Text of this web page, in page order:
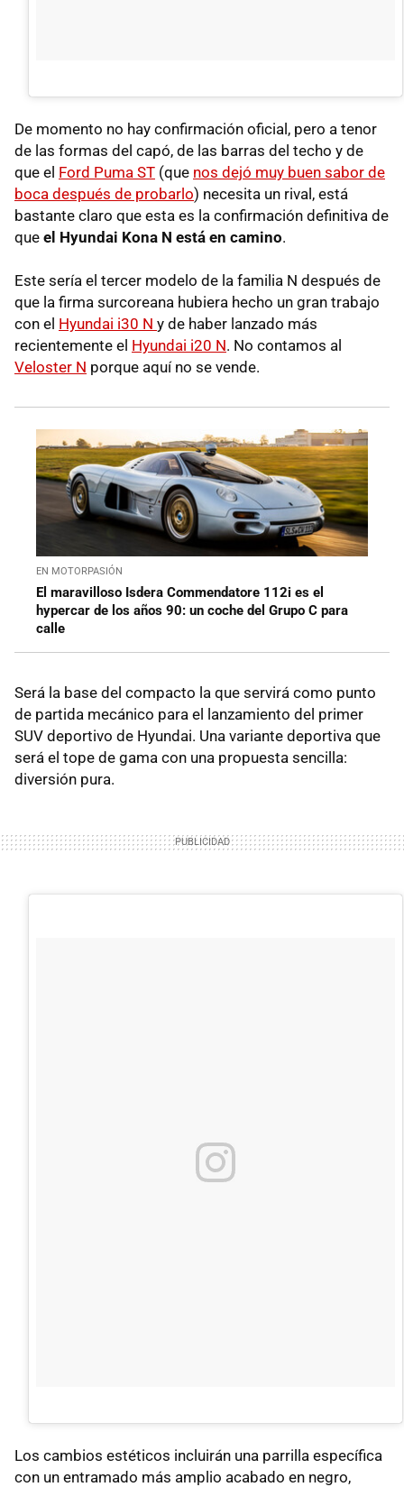
De momento no hay confirmación oficial, pero a tenor
de las formas del capó, de las barras del techo y de
que el Ford Puma ST (que nos dejó muy buen sabor de
boca después de probarlo) necesita un rival, está
bastante claro que esta es la confirmación definitiva de
que el Hyundai Kona N está en camino.
Este sería el tercer modelo de la familia N después de
que la firma surcoreana hubiera hecho un gran trabajo
con el Hyundai i30 N y de haber lanzado más
recientemente el Hyundai i20 N. No contamos al
Veloster N porque aquí no se vende.
EN MOTORPASIÓN
El maravilloso Isdera Commendatore 112i es el
hypercar de los años 90: un coche del Grupo C para
calle
Será la base del compacto la que servirá como punto
de partida mecánico para el lanzamiento del primer
SUV deportivo de Hyundai. Una variante deportiva que
será el tope de gama con una propuesta sencilla:
diversión pura.
Los cambios estéticos incluirán una parrilla específica
con un entramado más amplio acabado en negro,